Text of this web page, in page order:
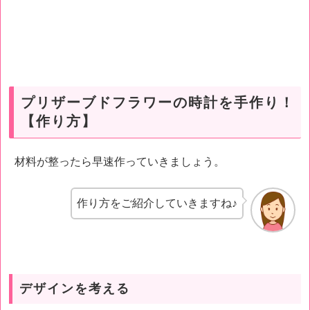
プリザーブドフラワーの時計を手作り！
【作り方】
材料が整ったら早速作っていきましょう。
作り方をご紹介していきますね♪
デザインを考える